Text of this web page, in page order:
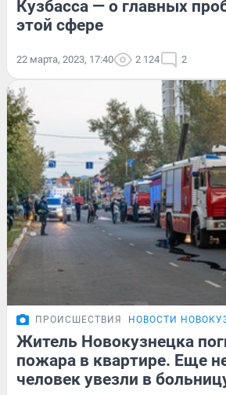
Кузбасса — о главных
этой сфере
22 марта, 2023, 17:40 2 124 2
ПРОИСШЕСТВИЯ НОВОСТИ
Житель Новокузнецка
пожара в квартире. Еще
человек увезли в